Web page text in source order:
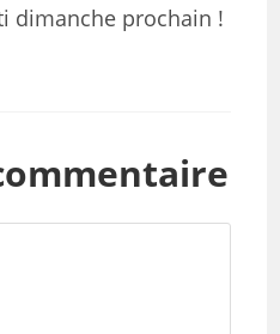
dimanche prochain !